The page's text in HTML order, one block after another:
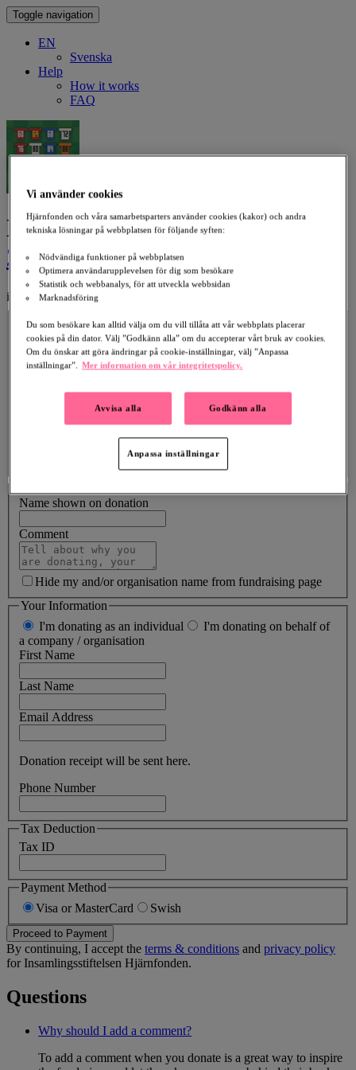
Toggle navigation
EN
Svenska
Help
How it works
FAQ
Donate toMästerskapstipset
2024
in support of ALS
36,850 kr
500
kr
500 kr 1,000 kr
Name shown on donation
Comment
Hide my and/or organisation name from fundraising page
Your Information
I'm donating as an individual
I'm donating on behalf of
a company / organisation
First Name
Last Name
Email Address
Donation receipt will be sent here.
Phone Number
Tax Deduction
Tax ID
Payment Method
Visa or MasterCard
Swish
Proceed to Payment
By continuing, I accept the terms & conditions and privacy policy
for Insamlingsstiftelsen Hjärnfonden.
Questions
Why should I add a comment?
To add a comment when you donate is a great way to inspire
Vi använder cookies
Hjärnfonden och våra samarbetsparters använder cookies (kakor) och andra
tekniska lösningar på webbplatsen för följande syften:
Nödvändiga funktioner på webbplatsen
Optimera användarupplevelsen för dig som besökare
Statistik och webbanalys, för att utveckla webbsidan
Marknadsföring
Du som besökare kan alltid välja om du vill tillåta att vår webbplats placerar
cookies på din dator. Välj ”Godkänn alla” om du accepterar vårt bruk av cookies.
Om du önskar att göra ändringar på cookie-inställningar, välj ”Anpassa
inställningar”. Mer information om vår integritetspolicy.
Avvisa alla Godkänn alla
Anpassa inställningar